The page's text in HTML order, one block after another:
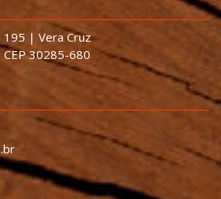
195 | Vera Cruz
30285-680